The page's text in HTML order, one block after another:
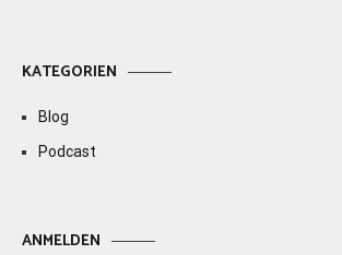
KATEGORIEN
Blog
Podcast
ANMELDEN